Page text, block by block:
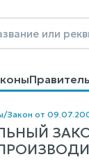
/Закон от